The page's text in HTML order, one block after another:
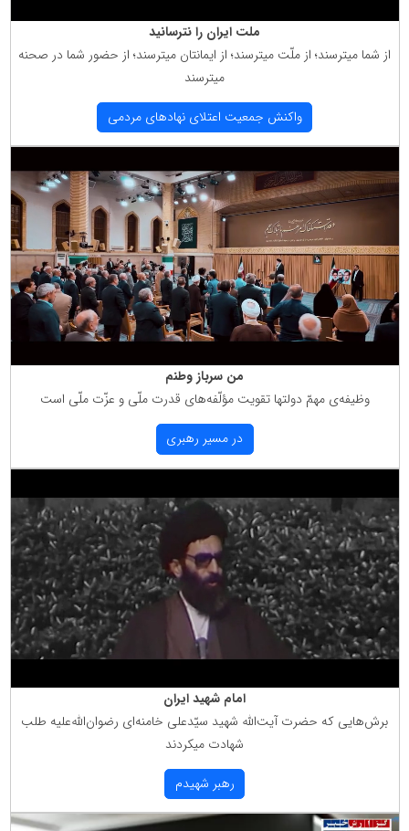
ملت ایران را نترسانید
از شما میترسند؛ از ملّت میترسند؛ از ایمانتان میترسند؛ از حضور شما در صحنه
میترسند
واكنش جمعیت اعتلای نهادهای مردمی
من سرباز وطنم
وظیفه‌ی مهمّ دولتها تقویت مؤلّفه‌های قدرت ملّی و عزّت ملّی است
در مسیر رهبری
امام شهید ایران
برش‌هایی كه حضرت آیت‌الله شهید سیّدعلی خامنه‌ای رضوان‌الله‌علیه طلب
شهادت میكردند
رهبر شهیدم